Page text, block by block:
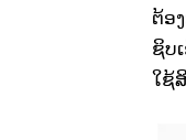
ຕ້ອ
ຊິບ
ໃຊ້